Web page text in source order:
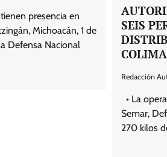
presencia en
Michoacán, 1 de
Defensa Nacional
SEIS
COLIMA
Redacción
• La
Semar,
270 kilos